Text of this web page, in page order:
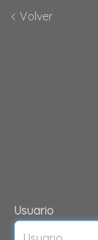
Volver
Usuario